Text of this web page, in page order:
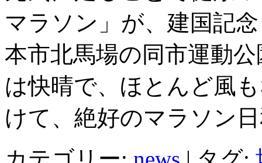
マラソン」が、建国記
本市北馬場の同市運動
は快晴で、ほとんど風
けて、絶好のマラソン